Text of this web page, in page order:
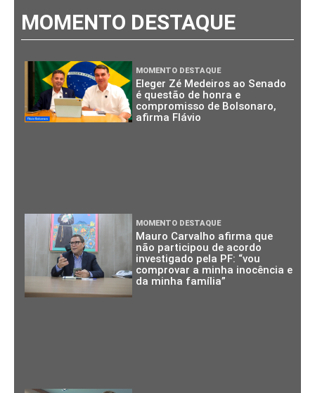
MOMENTO DESTAQUE
MOMENTO DESTAQUE
Eleger Zé Medeiros ao Senado
é questão de honra e
compromisso de Bolsonaro,
afirma Flávio
MOMENTO DESTAQUE
Mauro Carvalho afirma que
não participou de acordo
investigado pela PF: “vou
comprovar a minha inocência e
da minha família”